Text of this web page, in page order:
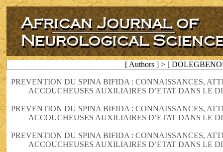
[ Authors ] > [
PREVENTION DU SPINA BIFIDA : CONNAISSANCES,
ACCOUCHEUSES AUXILIAIRES D’ETAT DANS LE
PREVENTION DU SPINA BIFIDA : CONNAISSANCES,
ACCOUCHEUSES AUXILIAIRES D’ETAT DANS LE
PREVENTION DU SPINA BIFIDA : CONNAISSANCES,
ACCOUCHEUSES AUXILIAIRES D’ETAT DANS LE